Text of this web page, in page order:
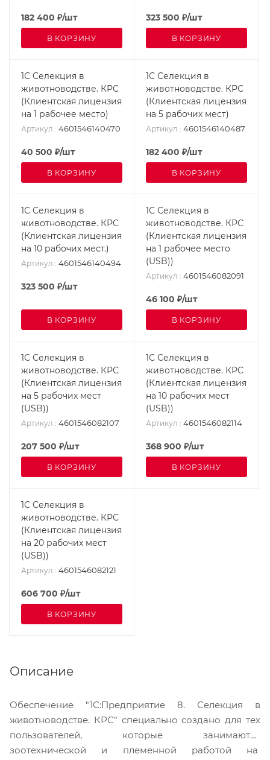
182 400 ₽/шт
В КОРЗИНУ
323 500 ₽/шт
В КОРЗИНУ
1С Селекция в
животноводстве. КРС
(Клиентская лицензия
на 1 рабочее место)
Артикул : 4601546140470
40 500 ₽/шт
В КОРЗИНУ
1С Селекция в
животноводстве. КРС
(Клиентская лицензия
на 5 рабочих мест)
Артикул : 4601546140487
182 400 ₽/шт
В КОРЗИНУ
1С Селекция в
животноводстве. КРС
(Клиентская лицензия
на 10 рабочих мест.)
Артикул : 4601546140494
323 500 ₽/шт
В КОРЗИНУ
1С Селекция в
животноводстве. КРС
(Клиентская лицензия
на 1 рабочее место
(USB))
Артикул : 4601546082091
46 100 ₽/шт
В КОРЗИНУ
1С Селекция в
животноводстве. КРС
(Клиентская лицензия
на 5 рабочих мест
(USB))
Артикул : 4601546082107
207 500 ₽/шт
В КОРЗИНУ
1С Селекция в
животноводстве. КРС
(Клиентская лицензия
на 10 рабочих мест
(USB))
Артикул : 4601546082114
368 900 ₽/шт
В КОРЗИНУ
1С Селекция в
животноводстве. КРС
(Клиентская лицензия
на 20 рабочих мест
(USB))
Артикул : 4601546082121
606 700 ₽/шт
В КОРЗИНУ
Описание
Обеспечение "1С:Предприятие 8. Селекция в
животноводстве. КРС" специально создано для тех
пользователей, которые занимаются
зоотехнической и племенной работой на